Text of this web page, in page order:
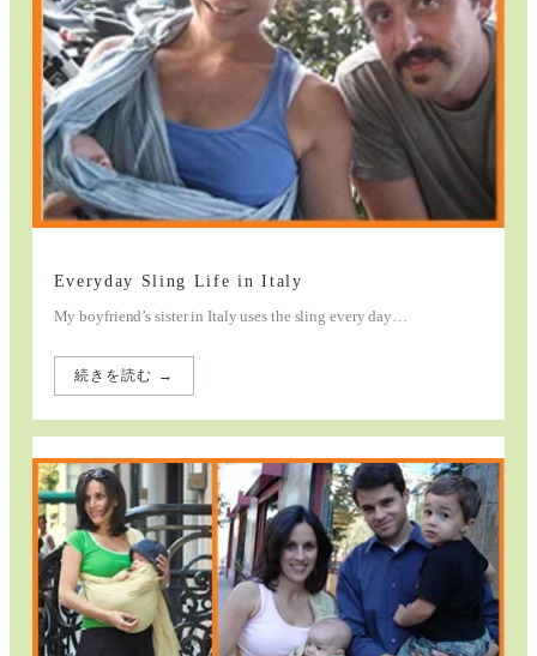
Everyday Sling Life in Italy
My boyfriend’s sister in Italy uses the sling every day…
続きを読む →
:
Sling
Life
in
Italy